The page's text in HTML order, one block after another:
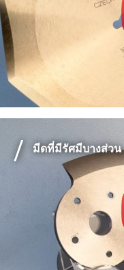
มีดที่มีรัศมีบางส่วน